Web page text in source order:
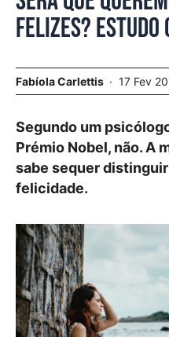
felizes? Estudo
Fabíola Carlettis 17 Fev
Segundo um
Prémio Nobel, não. A
sabe sequer
felicidade.